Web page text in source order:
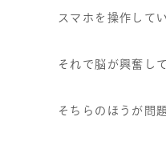
スマホを操作して
それで脳が興奮し
そちらのほうが問